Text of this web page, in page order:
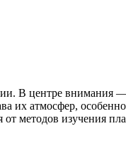
В центре внимания —
их атмосфер,
методов изучения